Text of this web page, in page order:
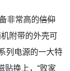
非常高的信仰
附带的外壳可
列电源的一大特
贴换上，“败家